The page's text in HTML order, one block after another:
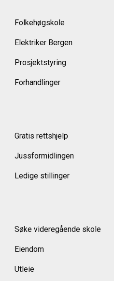
Folkehøgskole
Elektriker Bergen
Prosjektstyring
Forhandlinger
Gratis rettshjelp
Jussformidlingen
Ledige stillinger
Søke videregående skole
Eiendom
Utleie